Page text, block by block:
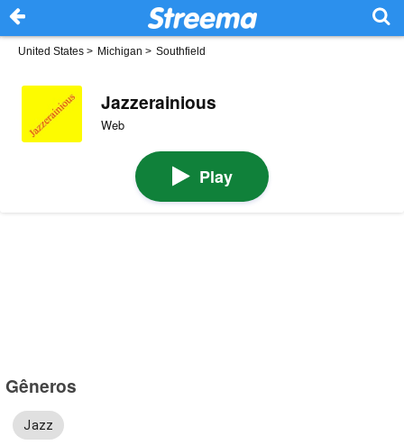
United States > Michigan > Southfield
Jazzerainious
Web
Play
Gêneros
Jazz